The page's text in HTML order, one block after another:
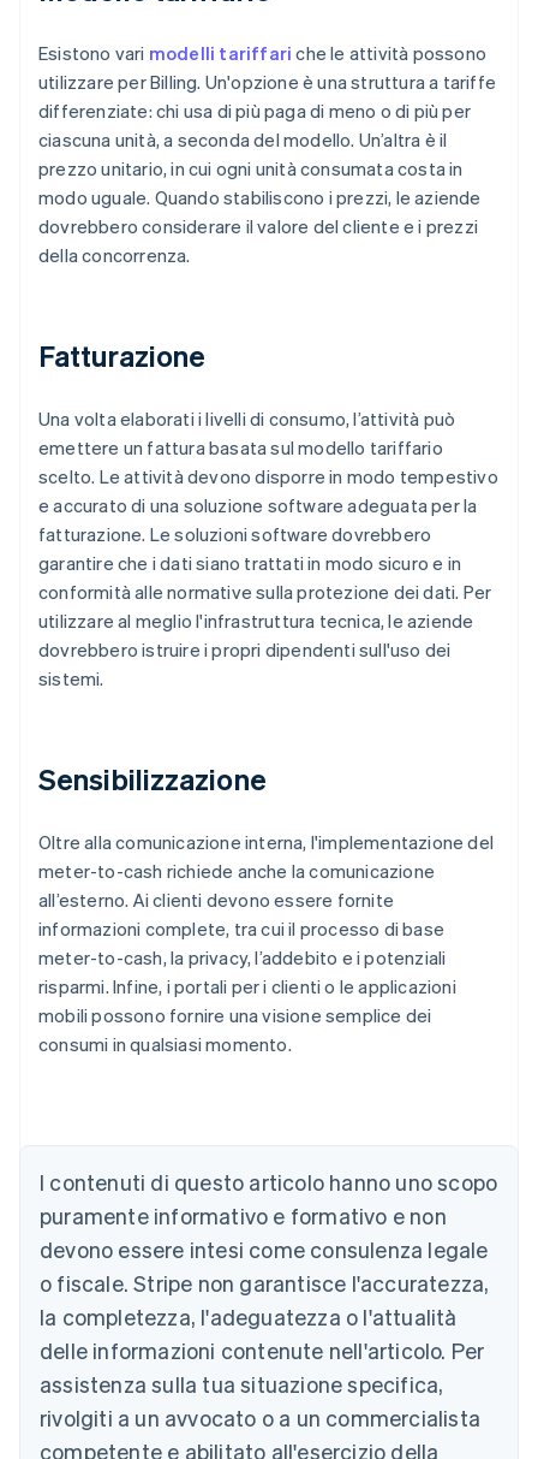
Esistono vari modelli tariffari che le attività possono
utilizzare per Billing. Un'opzione è una struttura a tariffe
differenziate: chi usa di più paga di meno o di più per
ciascuna unità, a seconda del modello. Un’altra è il
prezzo unitario, in cui ogni unità consumata costa in
modo uguale. Quando stabiliscono i prezzi, le aziende
dovrebbero considerare il valore del cliente e i prezzi
della concorrenza.
Fatturazione
Una volta elaborati i livelli di consumo, l’attività può
emettere un fattura basata sul modello tariffario
scelto. Le attività devono disporre in modo tempestivo
e accurato di una soluzione software adeguata per la
fatturazione. Le soluzioni software dovrebbero
garantire che i dati siano trattati in modo sicuro e in
conformità alle normative sulla protezione dei dati. Per
utilizzare al meglio l'infrastruttura tecnica, le aziende
dovrebbero istruire i propri dipendenti sull'uso dei
sistemi.
Sensibilizzazione
Oltre alla comunicazione interna, l'implementazione del
meter-to-cash richiede anche la comunicazione
all’esterno. Ai clienti devono essere fornite
informazioni complete, tra cui il processo di base
meter-to-cash, la privacy, l’addebito e i potenziali
risparmi. Infine, i portali per i clienti o le applicazioni
mobili possono fornire una visione semplice dei
consumi in qualsiasi momento.
I contenuti di questo articolo hanno uno scopo
puramente informativo e formativo e non
devono essere intesi come consulenza legale
o fiscale. Stripe non garantisce l'accuratezza,
la completezza, l'adeguatezza o l'attualità
delle informazioni contenute nell'articolo. Per
assistenza sulla tua situazione specifica,
rivolgiti a un avvocato o a un commercialista
competente e abilitato all'esercizio della
English
Austria
Deutsch English
Belgio
NederlandsFrançaisDeutschEnglish
PortuguêsEnglish
Bulgaria
English
Canada
English Français
Cina continentale